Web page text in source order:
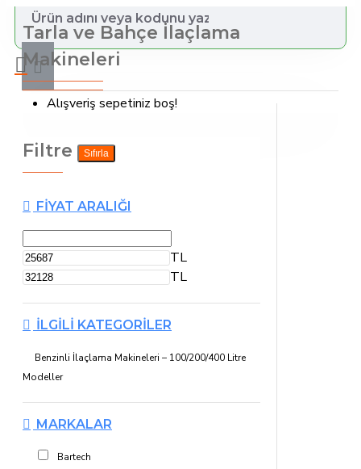
Alışveriş sepetiniz boş!
Tarla ve Bahçe İlaçlama
Makineleri
Filtre Sıfırla
FIYAT ARALIĞI
TL
TL
İLGILI KATEGORILER
Benzinli İlaçlama Makineleri – 100/200/400 Litre
Modeller
MARKALAR
Bartech